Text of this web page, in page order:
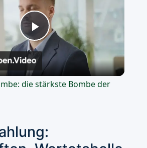
Play
Video
die stärkste Bombe der